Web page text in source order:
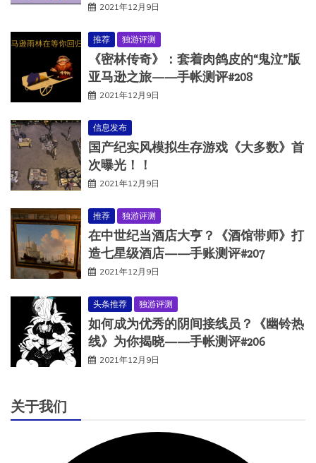
2021年12月9日
推荐 独游评测
《密林传奇》：套着肉鸽皮的“鬼泣”版
亚马逊之旅——手帐测评#208
2021年12月9日
信息发布
国产纪实风模拟生存游戏《大多数》首
次曝光！！
2021年12月9日
推荐 独游评测
在中世纪当酒店大亨？《酒馆带师》打
造七星级酒店——手账测评#207
2021年12月9日
头条推荐 独游评测
如何成为优秀的阴间接线员？《幽铃热
线》为你揭晓——手帐测评#206
2021年12月9日
关于我们